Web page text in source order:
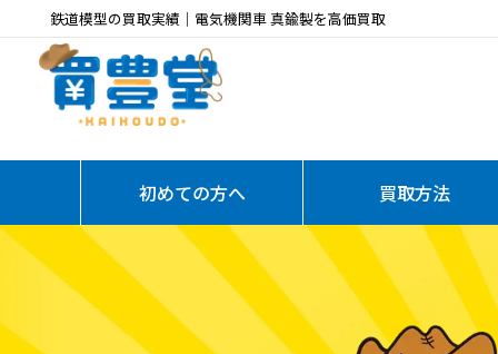
鉄道模型の買取実績｜電気機関車 真鍮製を高価買取
初めての方へ 買取方法